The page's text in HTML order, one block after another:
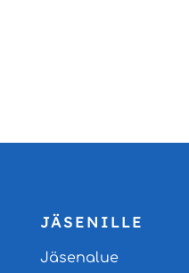
JÄSENILLE
Jäsenalue